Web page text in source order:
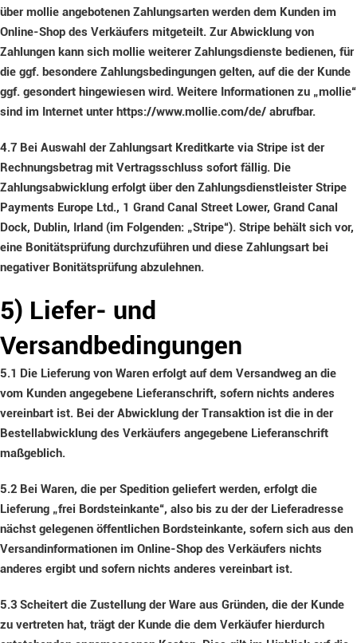
über mollie angebotenen Zahlungsarten werden dem Kunden im
Online-Shop des Verkäufers mitgeteilt. Zur Abwicklung von
Zahlungen kann sich mollie weiterer Zahlungsdienste bedienen, für
die ggf. besondere Zahlungsbedingungen gelten, auf die der Kunde
ggf. gesondert hingewiesen wird. Weitere Informationen zu „mollie“
sind im Internet unter https://www.mollie.com/de/ abrufbar.
4.7 Bei Auswahl der Zahlungsart Kreditkarte via Stripe ist der
Rechnungsbetrag mit Vertragsschluss sofort fällig. Die
Zahlungsabwicklung erfolgt über den Zahlungsdienstleister Stripe
Payments Europe Ltd., 1 Grand Canal Street Lower, Grand Canal
Dock, Dublin, Irland (im Folgenden: „Stripe“). Stripe behält sich vor,
eine Bonitätsprüfung durchzuführen und diese Zahlungsart bei
negativer Bonitätsprüfung abzulehnen.
5) Liefer- und
Versandbedingungen
5.1 Die Lieferung von Waren erfolgt auf dem Versandweg an die
vom Kunden angegebene Lieferanschrift, sofern nichts anderes
vereinbart ist. Bei der Abwicklung der Transaktion ist die in der
Bestellabwicklung des Verkäufers angegebene Lieferanschrift
maßgeblich.
5.2 Bei Waren, die per Spedition geliefert werden, erfolgt die
Lieferung „frei Bordsteinkante“, also bis zu der der Lieferadresse
nächst gelegenen öffentlichen Bordsteinkante, sofern sich aus den
Versandinformationen im Online-Shop des Verkäufers nichts
anderes ergibt und sofern nichts anderes vereinbart ist.
5.3 Scheitert die Zustellung der Ware aus Gründen, die der Kunde
zu vertreten hat, trägt der Kunde die dem Verkäufer hierdurch